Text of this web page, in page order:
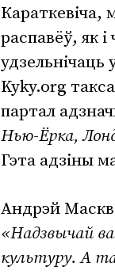
Караткевіча,
распавёў, як
удзельнічаць
Kyky.org
партал
Нью-Ёрка,
Гэта адзіны
Андрэй
«Надзвычай
культуру. А